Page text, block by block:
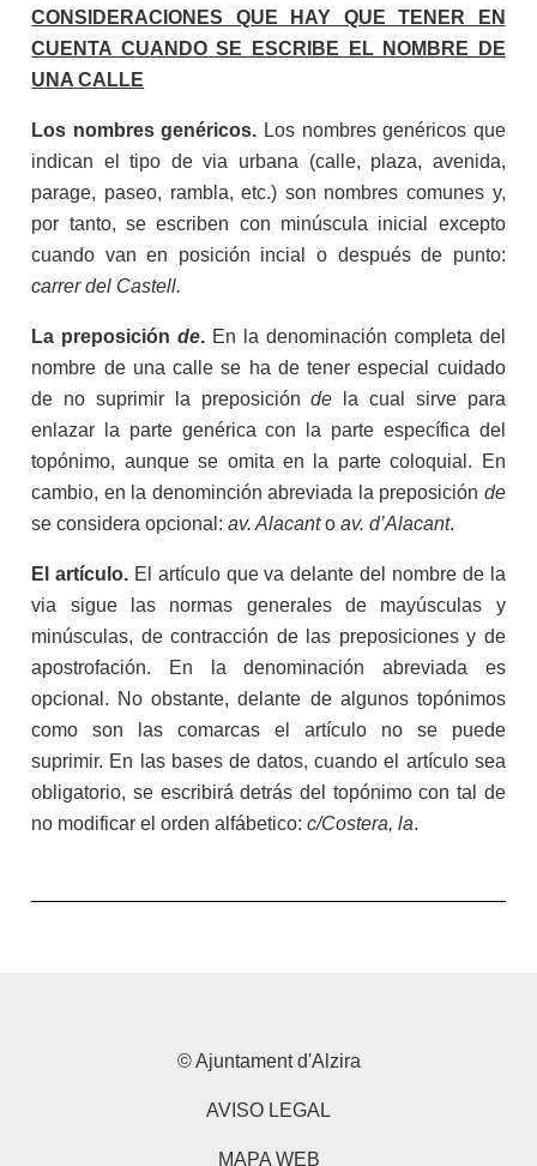
CONSIDERACIONES QUE HAY QUE TENER EN
CUENTA CUANDO SE ESCRIBE EL NOMBRE DE
UNA CALLE
Los nombres genéricos. Los nombres genéricos que
indican el tipo de via urbana (calle, plaza, avenida,
parage, paseo, rambla, etc.) son nombres comunes y,
por tanto, se escriben con minúscula inicial excepto
cuando van en posición incial o después de punto:
carrer del Castell.
La preposiciónde. En la denominación completa del
nombre de una calle se ha de tener especial cuidado
de no suprimir la preposiciónde la cual sirve para
enlazar la parte genérica con la parte específica del
topónimo, aunque se omita en la parte coloquial. En
cambio, en la denominción abreviada la preposición de
se considera opcional:av. Alacantoav. d’Alacant.
El artículo. El artículo que va delante del nombre de la
via sigue las normas generales de mayúsculas y
minúsculas, de contracción de las preposiciones y de
apostrofación. En la denominación abreviada es
opcional. No obstante, delante de algunos topónimos
como son las comarcas el artículo no se puede
suprimir. En las bases de datos, cuando el artículo sea
obligatorio, se escribirá detrás del topónimo con tal de
no modificar el orden alfábetico:c/Costera, la.
© Ajuntament d'Alzira
AVISO LEGAL
MAPA WEB